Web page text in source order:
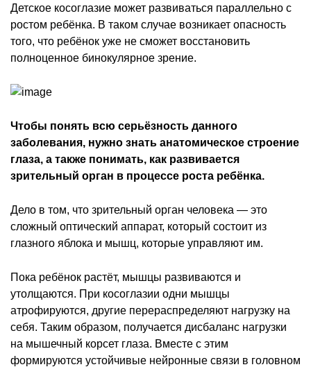
Детское косоглазие может развиваться параллельно с
ростом ребёнка. В таком случае возникает опасность
того, что ребёнок уже не сможет восстановить
полноценное бинокулярное зрение.
Чтобы понять всю серьёзность данного
заболевания, нужно знать анатомическое строение
глаза, а также понимать, как развивается
зрительный орган в процессе роста ребёнка.
Дело в том, что зрительный орган человека — это
сложный оптический аппарат, который состоит из
глазного яблока и мышц, которые управляют им.
Пока ребёнок растёт, мышцы развиваются и
утолщаются. При косоглазии одни мышцы
атрофируются, другие перераспределяют нагрузку на
себя. Таким образом, получается дисбаланс нагрузки
на мышечный корсет глаза. Вместе с этим
формируются устойчивые нейронные связи в головном